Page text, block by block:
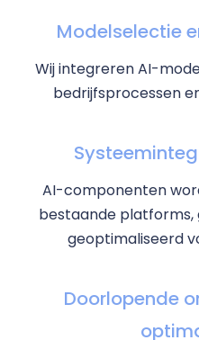
Modelselectie
Wij integreren AI-
bedrijfsprocessen
AI-componenten
bestaande
geoptimaliseerd
Doorlopende